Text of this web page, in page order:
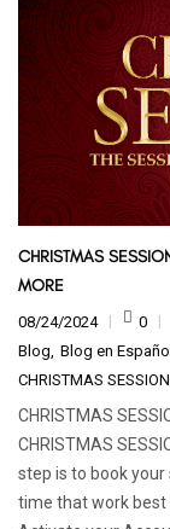
CHRISTMAS
MORE
08/24/2024
0
Blog Blog en Español
CHRISTMAS
CHRISTMAS
CHRISTMAS
step is to book your
time that work best